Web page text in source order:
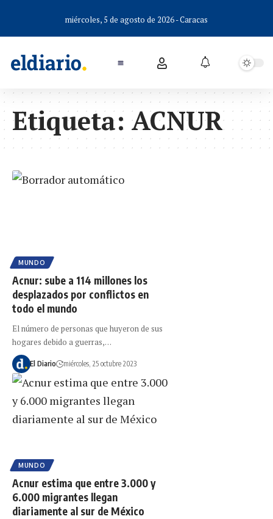
miércoles, 5 de agosto de 2026 - Caracas
Etiqueta: ACNUR
MUNDO
Acnur: sube a 114 millones los
desplazados por conflictos en
todo el mundo
El número de personas que huyeron de sus
hogares debido a guerras,…
El Diario miércoles, 25 octubre 2023
MUNDO
Acnur estima que entre 3.000 y
6.000 migrantes llegan
diariamente al sur de México